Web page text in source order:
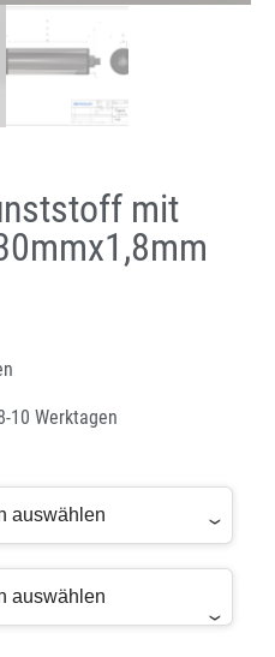
mit
10 Werktagen